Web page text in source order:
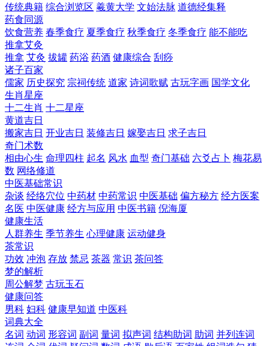
传统典籍 综合浏览区 羲黄大学 文始法脉 道德经集释
药食同源
饮食营养 春季食疗 夏季食疗 秋季食疗 冬季食疗 能不能吃
推拿艾灸
推拿 艾灸 拔罐 药浴 药酒 健康综合 刮痧
诸子百家
儒家 历史探究 宗祠传统 道家 诗词歌赋 古玩字画 国学文化
生肖星座
十二生肖 十二星座
黄道吉日
搬家吉日 开业吉日 装修吉日 嫁娶吉日 求子吉日
奇门术数
相由心生 命理四柱 起名 风水 血型 奇门基础 六爻占卜 梅花易
数 网络修道
中医基础常识
杂谈 经络穴位 中药材 中药常识 中医基础 偏方秘方 经方医案
名医 中医健康 经方与应用 中医书籍 倪海厦
健康生活
人群养生 季节养生 心理健康 运动健身
茶常识
功效 冲泡 存放 禁忌 茶器 常识 茶问答
梦的解析
周公解梦 古玩玉石
健康问答
男科 妇科 健康早知道 中医科
词典大全
名词 动词 形容词 副词 量词 拟声词 结构助词 助词 并列连词